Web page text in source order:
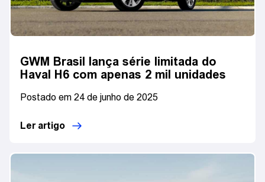
GWM Brasil lança série limitada do
Haval H6 com apenas 2 mil unidades
Postado em 24 de junho de 2025
Ler artigo